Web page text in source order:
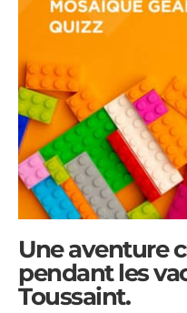
Une aventure
pendant les
Toussaint.